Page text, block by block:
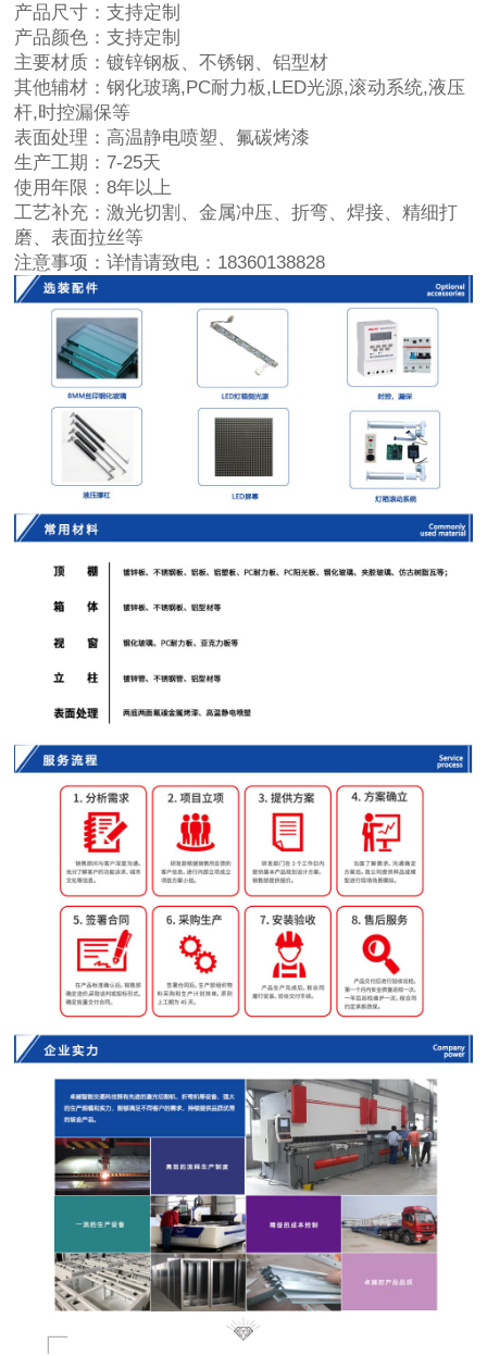
产品尺寸：支持定制
产品颜色：支持定制
主要材质：镀锌钢板、不锈钢、铝型材
其他辅材：钢化玻璃,PC耐力板,LED光源,滚动系统,液压
杆,时控漏保等
表面处理：高温静电喷塑、氟碳烤漆
生产工期： 7-25天
使用年限：8年以上
工艺补充：激光切割、金属冲压、折弯、焊接、精细打
磨、表面拉丝等
注意事项：详情请致电：18360138828